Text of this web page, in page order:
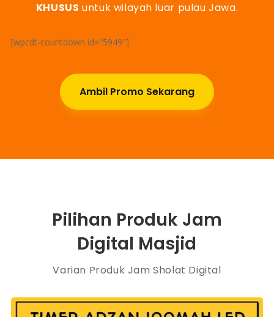
KHUSUS untuk wilayah luar pulau Jawa.
[wpcdt-countdown id="5949"]
Ambil Promo Sekarang
Pilihan Produk Jam
Digital Masjid
Varian Produk Jam Sholat Digital